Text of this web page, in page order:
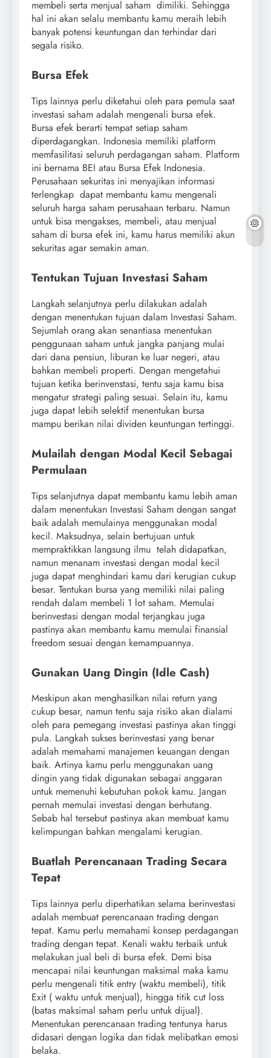
membeli serta menjual saham dimiliki. Sehingga
hal ini akan selalu membantu kamu meraih lebih
banyak potensi keuntungan dan terhindar dari
segala risiko.
Bursa Efek
Tips lainnya perlu diketahui oleh para pemula saat
investasi saham adalah mengenali bursa efek.
Bursa efek berarti tempat setiap saham
diperdagangkan. Indonesia memiliki platform
memfasilitasi seluruh perdagangan saham. Platform
ini bernama BEI atau Bursa Efek Indonesia.
Perusahaan sekuritas ini menyajikan informasi
terlengkap dapat membantu kamu mengenali
seluruh harga saham perusahaan terbaru. Namun
untuk bisa mengakses, membeli, atau menjual
saham di bursa efek ini, kamu harus memiliki akun
sekuritas agar semakin aman.
Tentukan Tujuan Investasi Saham
Langkah selanjutnya perlu dilakukan adalah
dengan menentukan tujuan dalam Investasi Saham.
Sejumlah orang akan senantiasa menentukan
penggunaan saham untuk jangka panjang mulai
dari dana pensiun, liburan ke luar negeri, atau
bahkan membeli properti. Dengan mengetahui
tujuan ketika berinvenstasi, tentu saja kamu bisa
mengatur strategi paling sesuai. Selain itu, kamu
juga dapat lebih selektif menentukan bursa
mampu berikan nilai dividen keuntungan tertinggi.
Mulailah dengan Modal Kecil Sebagai
Permulaan
Tips selanjutnya dapat membantu kamu lebih aman
dalam menentukan Investasi Saham dengan sangat
baik adalah memulainya menggunakan modal
kecil. Maksudnya, selain bertujuan untuk
mempraktikkan langsung ilmu telah didapatkan,
namun menanam investasi dengan modal kecil
juga dapat menghindari kamu dari kerugian cukup
besar. Tentukan bursa yang memiliki nilai paling
rendah dalam membeli 1 lot saham. Memulai
berinvestasi dengan modal terjangkau juga
pastinya akan membantu kamu memulai finansial
freedom sesuai dengan kemampuannya.
Gunakan Uang Dingin (Idle Cash)
Meskipun akan menghasilkan nilai return yang
cukup besar, namun tentu saja risiko akan dialami
oleh para pemegang investasi pastinya akan tinggi
pula. Langkah sukses berinvestasi yang benar
adalah memahami manajemen keuangan dengan
baik. Artinya kamu perlu menggunakan uang
dingin yang tidak digunakan sebagai anggaran
untuk memenuhi kebutuhan pokok kamu. Jangan
pernah memulai investasi dengan berhutang.
Sebab hal tersebut pastinya akan membuat kamu
kelimpungan bahkan mengalami kerugian.
Buatlah Perencanaan Trading Secara
Tepat
Tips lainnya perlu diperhatikan selama berinvestasi
adalah membuat perencanaan trading dengan
tepat. Kamu perlu memahami konsep perdagangan
trading dengan tepat. Kenali waktu terbaik untuk
melakukan jual beli di bursa efek. Demi bisa
mencapai nilai keuntungan maksimal maka kamu
perlu mengenali titik entry (waktu membeli), titik
Exit ( waktu untuk menjual), hingga titik cut loss
(batas maksimal saham perlu untuk dijual).
Menentukan perencanaan trading tentunya harus
didasari dengan logika dan tidak melibatkan emosi
belaka.